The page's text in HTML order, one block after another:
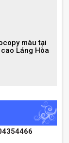
màu tại
Láng Hòa